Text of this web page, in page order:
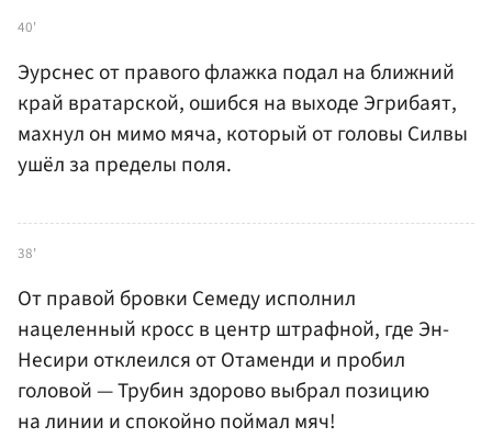
40'
Эурснес от правого флажка подал на ближний
край вратарской, ошибся на выходе Эгрибаят,
махнул он мимо мяча, который от головы Силвы
ушёл за пределы поля.
38'
От правой бровки Семеду исполнил
нацеленный кросс в центр штрафной, где Эн-
Несири отклеился от Отаменди и пробил
головой — Трубин здорово выбрал позицию
на линии и спокойно поймал мяч!